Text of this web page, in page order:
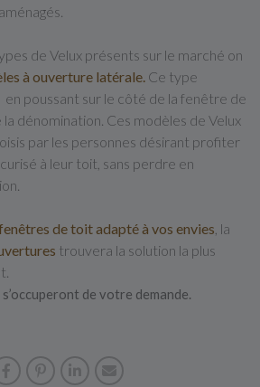
de Velux présents sur le marché on
à ouverture latérale. Ce type
en poussant sur le côté de la fenêtre de
dénomination. Ces modèles de Velux
par les personnes désirant profiter
à leur toit, sans perdre en
de toit adapté à vos envies , la
trouvera la solution la plus
de votre demande.